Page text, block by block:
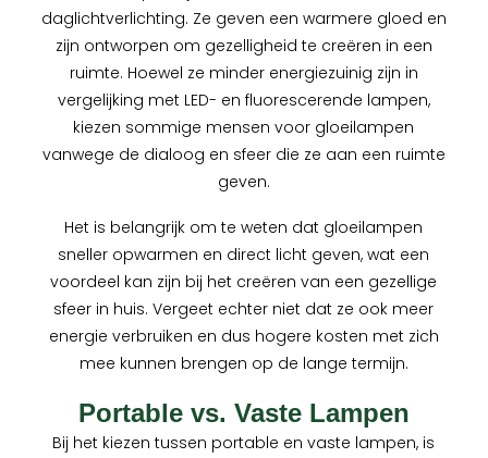
daglichtverlichting. Ze geven een warmere gloed en
zijn ontworpen om gezelligheid te creëren in een
ruimte. Hoewel ze minder energiezuinig zijn in
vergelijking met LED- en fluorescerende lampen,
kiezen sommige mensen voor gloeilampen
vanwege de dialoog en sfeer die ze aan een ruimte
geven.
Het is belangrijk om te weten dat gloeilampen
sneller opwarmen en direct licht geven, wat een
voordeel kan zijn bij het creëren van een gezellige
sfeer in huis. Vergeet echter niet dat ze ook meer
energie verbruiken en dus hogere kosten met zich
mee kunnen brengen op de lange termijn.
Portable vs. Vaste Lampen
Bij het kiezen tussen portable en vaste lampen, is